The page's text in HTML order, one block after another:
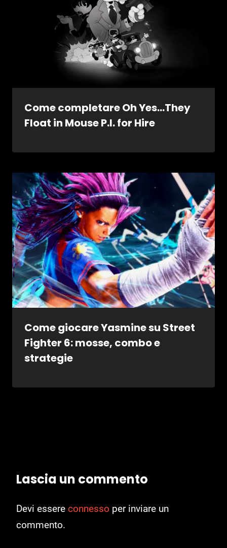
Come completare Oh Yes…They
Float in Mouse P.I. for Hire
Come giocare Yasmine su Street
Fighter 6: mosse, combo e
strategie
Lascia un commento
Devi essere connesso per inviare un
commento.